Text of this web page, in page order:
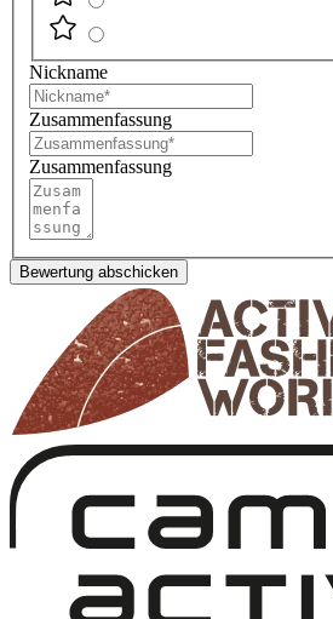
Nickname
Zusammenfassung
Zusammenfassung
Bewertung abschicken